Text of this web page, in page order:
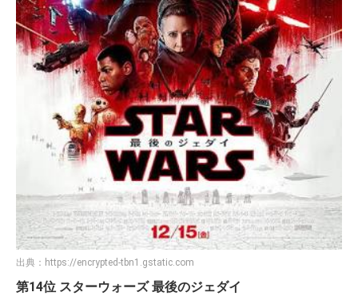
出典： https://encrypted-tbn1.gstatic.com
第14位 スターウォーズ 最後のジェダイ